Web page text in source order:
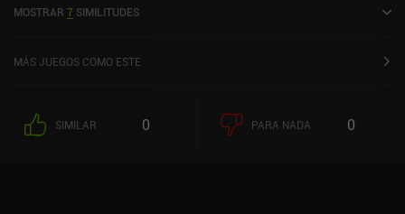
cuenta actualmente con una puntuación de 4,8 sobre 5,0 en Google
MOSTRAR 7 SIMILITUDES
MÁS JUEGOS COMO ESTE
SIMILAR 0 PARA NADA 0